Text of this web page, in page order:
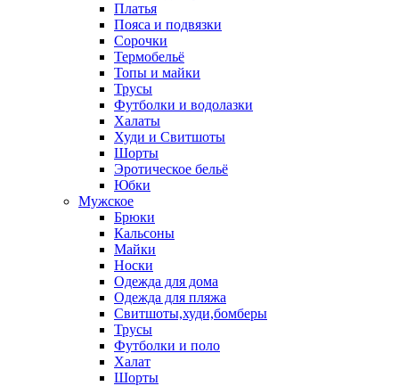
Платья
Пояса и подвязки
Сорочки
Термобельё
Топы и майки
Трусы
Футболки и водолазки
Халаты
Худи и Свитшоты
Шорты
Эротическое бельё
Юбки
Мужское
Брюки
Кальсоны
Майки
Носки
Одежда для дома
Одежда для пляжа
Свитшоты,худи,бомберы
Трусы
Футболки и поло
Халат
Шорты